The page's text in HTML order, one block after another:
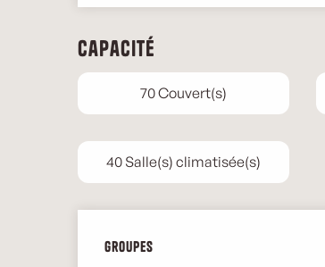
Capacité
70 Couvert(s)
40 Salle(s) climatisée(s)
Groupes
Groupes